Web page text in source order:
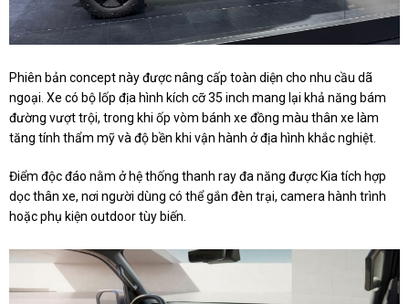
Phiên bản concept này được nâng cấp toàn diện cho nhu cầu dã
ngoại. Xe có bộ lốp địa hình kích cỡ 35 inch mang lại khả năng bám
đường vượt trội, trong khi ốp vòm bánh xe đồng màu thân xe làm
tăng tính thẩm mỹ và độ bền khi vận hành ở địa hình khắc nghiệt.
Điểm độc đáo nằm ở hệ thống thanh ray đa năng được Kia tích hợp
dọc thân xe, nơi người dùng có thể gắn đèn trại, camera hành trình
hoặc phụ kiện outdoor tùy biến.